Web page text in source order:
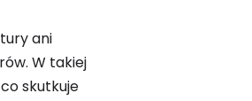
ani
W takiej
skutkuje